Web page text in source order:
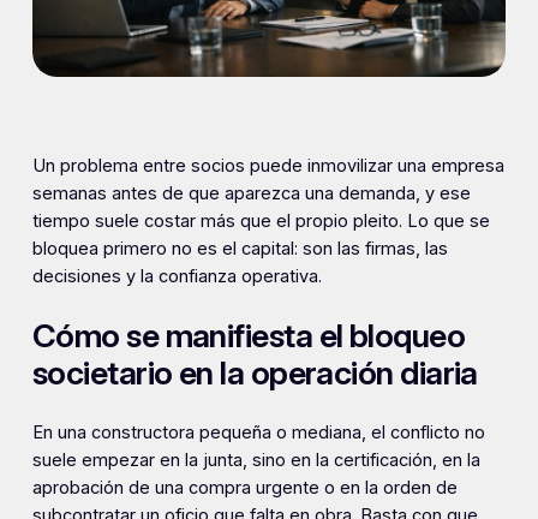
Un problema entre socios puede inmovilizar una empresa
semanas antes de que aparezca una demanda, y ese
tiempo suele costar más que el propio pleito. Lo que se
bloquea primero no es el capital: son las firmas, las
decisiones y la confianza operativa.
Cómo se manifiesta el bloqueo
societario en la operación diaria
En una constructora pequeña o mediana, el conflicto no
suele empezar en la junta, sino en la certificación, en la
aprobación de una compra urgente o en la orden de